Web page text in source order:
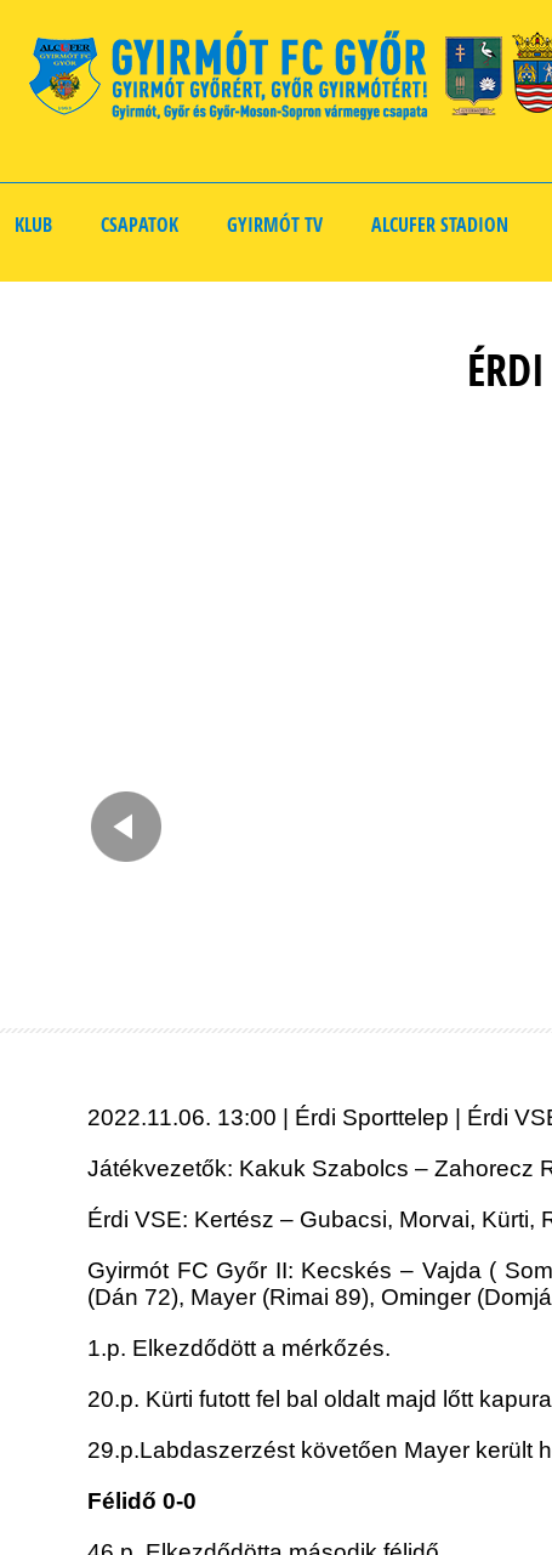
KLUB CSAPATOK GYIRMÓT TV ALCUFER STADION
2022.11.06. 13:00 | Érdi Sporttelep | Érdi
Játékvezetők: Kakuk Szabolcs – Zahorecz
Érdi VSE: Kertész – Gubacsi, Morvai,
Gyirmót FC Győr II: Kecskés – Vajda (
(Dán 72), Mayer (Rimai 89), Ominger
1.p. Elkezdődött a mérkőzés.
20.p. Kürti futott fel bal oldalt majd lőtt
29.p.Labdaszerzést követően Mayer került
Félidő 0-0